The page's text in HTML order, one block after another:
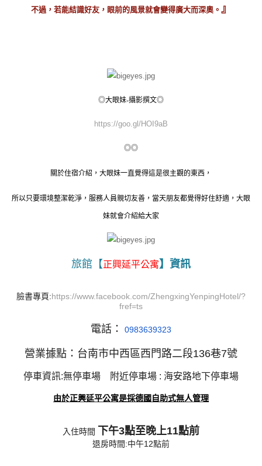
不過，若能結識好友，眼前的風景就會變得廣大而深奧。 』
◎大眼妹-攝影撰文◎
https://goo.gl/HOI9aB
◎◎
關於住宿介紹，大眼妹一直覺得這是很主觀的東西，
所以只要環境整潔乾淨，服務人員親切友善，當天朋友都覺得好住舒適，大眼
妹就會介紹給大家
旅館【正興延平公寓】資訊
臉書專頁:https://www.facebook.com/ZhengxingYenpingHotel/?
fref=ts
電話： 0983639323
營業據點： 台南市中西區西門路二段136巷7號
停車資訊:無停車場 附近停車場 : 海安路地下停車場
由於正興延平公寓是採德國自助式無人管理
入住時間 下午3點至晚上11點前
退房時間:中午12點前